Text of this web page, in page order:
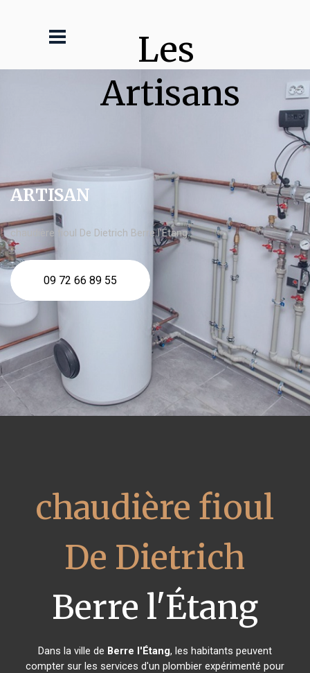
Les
Artisans
ARTISAN
chaudière fioul De Dietrich Berre l'Étang
09 72 66 89 55
chaudière fioul
De Dietrich
Berre l'Étang
Dans la ville de Berre l'Étang, les habitants peuvent
compter sur les services d'un plombier expérimenté pour